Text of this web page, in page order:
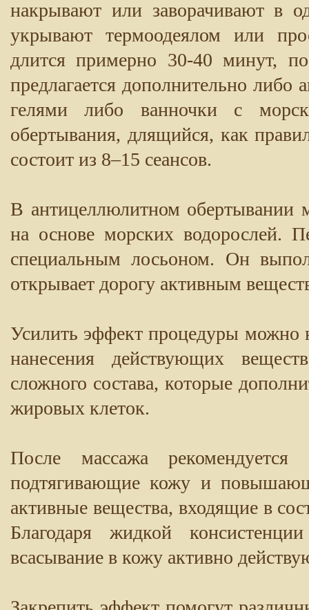
накрывают или заворачивают в
укрывают термоодеялом или
длится примерно 30-40 минут,
предлагается дополнительно
гелями либо ванночки с
обертывания, длящийся, как
состоит из 8–15 сеансов.
В антицеллюлитном обертывании
на основе морских водорослей.
специальным лосьоном. Он
открывает дорогу активным
Усилить эффект процедуры можно
нанесения действующих
сложного состава, которые
жировых клеток.
После массажа
подтягивающие кожу и
активные вещества, входящие в
Благодаря жидкой
всасывание в кожу активно